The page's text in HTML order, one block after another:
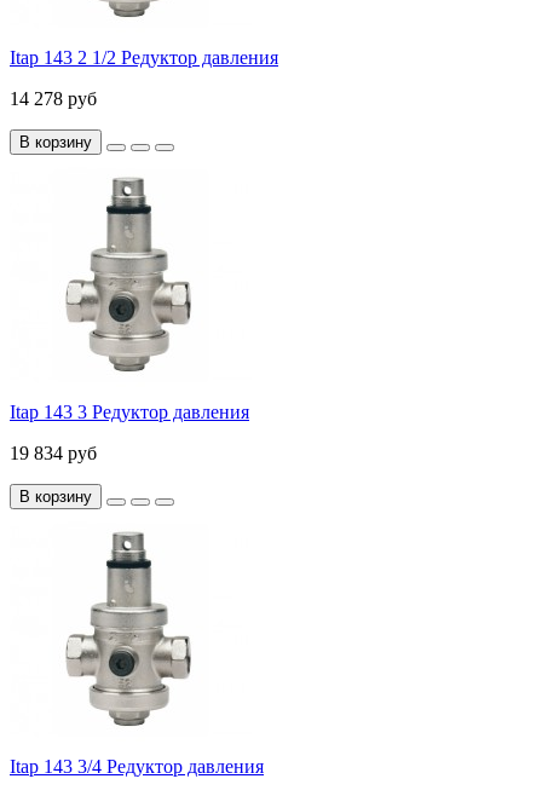
Itap 143 2 1/2 Редуктор давления
14 278 руб
В корзину
Itap 143 3 Редуктор давления
19 834 руб
В корзину
Itap 143 3/4 Редуктор давления